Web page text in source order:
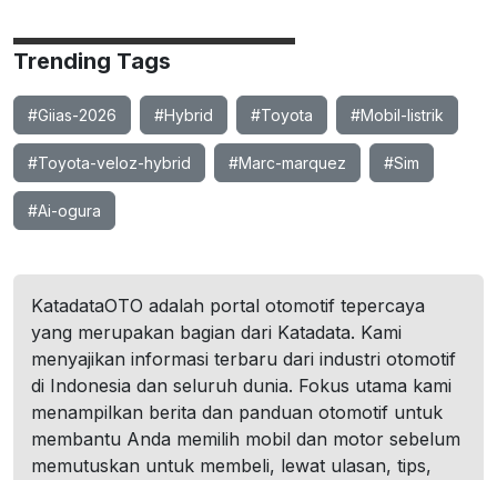
Trending Tags
#Giias-2026 #Hybrid #Toyota #Mobil-listrik
#Toyota-veloz-hybrid #Marc-marquez #Sim
#Ai-ogura
KatadataOTO adalah portal otomotif tepercaya
yang merupakan bagian dari Katadata. Kami
menyajikan informasi terbaru dari industri otomotif
di Indonesia dan seluruh dunia. Fokus utama kami
menampilkan berita dan panduan otomotif untuk
membantu Anda memilih mobil dan motor sebelum
memutuskan untuk membeli, lewat ulasan, tips,